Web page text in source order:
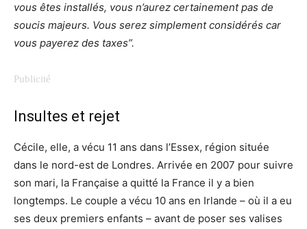
vous êtes installés, vous n’aurez certainement pas de
soucis majeurs. Vous serez simplement considérés car
vous payerez des taxes”.
Insultes et rejet
Cécile, elle, a vécu 11 ans dans l’Essex, région située
dans le nord-est de Londres. Arrivée en 2007 pour suivre
son mari, la Française a quitté la France il y a bien
longtemps. Le couple a vécu 10 ans en Irlande – où il a eu
ses deux premiers enfants – avant de poser ses valises